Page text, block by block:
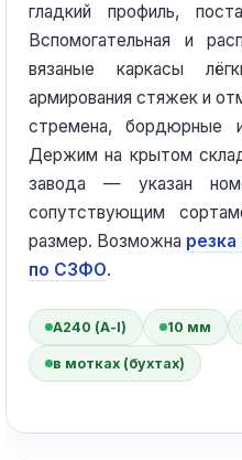
гладкий профиль,
Вспомогательная и
вязаные каркасы
армирования стяжек и
стремена, бордюрные
Держим на крытом
завода — указан
сопутствующим
размер. Возможна резка
по СЗФО.
А240 (А-I) 10 мм
в мотках (бухтах)